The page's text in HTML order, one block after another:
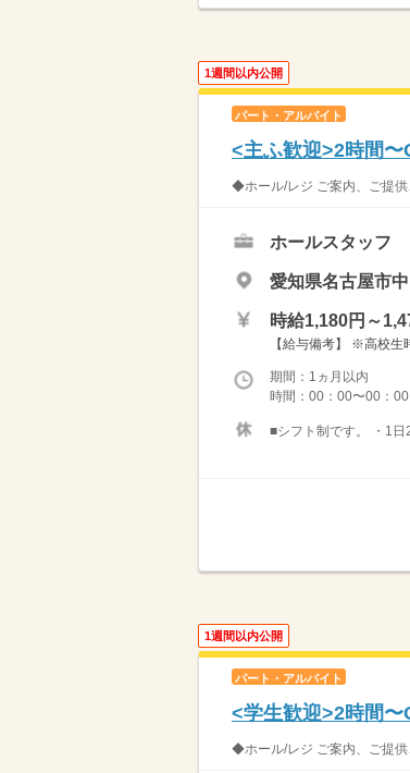
1週間以内公開
パート・アルバイト
<主ふ歓迎>2時間
◆ホール/レジ ご案内、ご提供
ホールスタッフ
愛知県名古屋市
時給1,180円～
【給与備考】 ※高校
期間：1ヵ月以内
時間：00：00〜00：
■シフト制です。 ・1
1週間以内公開
パート・アルバイト
<学生歓迎>2時間
◆ホール/レジ ご案内、ご提供